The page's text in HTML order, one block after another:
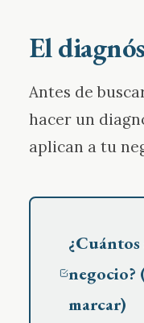
El
Antes de
hacer un
aplican a tu
negocio?
marcar)